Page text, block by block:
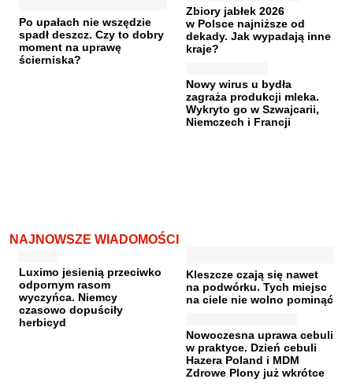
Po upałach nie wszędzie
spadł deszcz. Czy to dobry
moment na uprawę
ścierniska?
Zbiory jabłek 2026
w Polsce najniższe od
dekady. Jak wypadają inne
kraje?
Nowy wirus u bydła
zagraża produkcji mleka.
Wykryto go w Szwajcarii,
Niemczech i Francji
NAJNOWSZE WIADOMOŚCI
Luximo jesienią przeciwko
odpornym rasom
wyczyńca. Niemcy
czasowo dopuściły
herbicyd
Kleszcze czają się nawet
na podwórku. Tych miejsc
na ciele nie wolno pominąć
Nowoczesna uprawa cebuli
w praktyce. Dzień cebuli
Hazera Poland i MDM
Zdrowe Plony już wkrótce